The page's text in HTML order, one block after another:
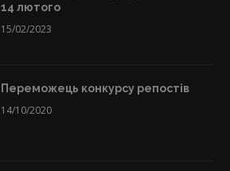
14 лютого
15/02/2023
Переможець конкурсу репостів
14/10/2020